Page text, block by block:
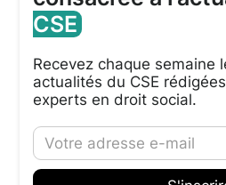
CSE
Recevez chaque semaine
actualités du CSE
experts en droit social.